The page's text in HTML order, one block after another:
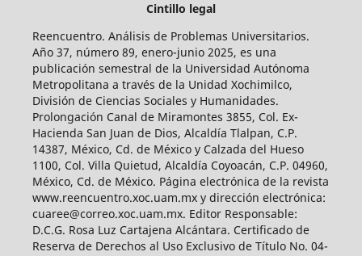
Cintillo legal
Reencuentro. Análisis de Problemas Universitarios.
Año 37, número 89, enero-junio 2025, es una
publicación semestral de la Universidad Autónoma
Metropolitana a través de la Unidad Xochimilco,
División de Ciencias Sociales y Humanidades.
Prolongación Canal de Miramontes 3855, Col. Ex-
Hacienda San Juan de Dios, Alcaldía Tlalpan, C.P.
14387, México, Cd. de México y Calzada del Hueso
1100, Col. Villa Quietud, Alcaldía Coyoacán, C.P. 04960,
México, Cd. de México. Página electrónica de la revista
www.reencuentro.xoc.uam.mx y dirección electrónica:
cuaree@correo.xoc.uam.mx. Editor Responsable:
D.C.G. Rosa Luz Cartajena Alcántara. Certificado de
Reserva de Derechos al Uso Exclusivo de Título No. 04-